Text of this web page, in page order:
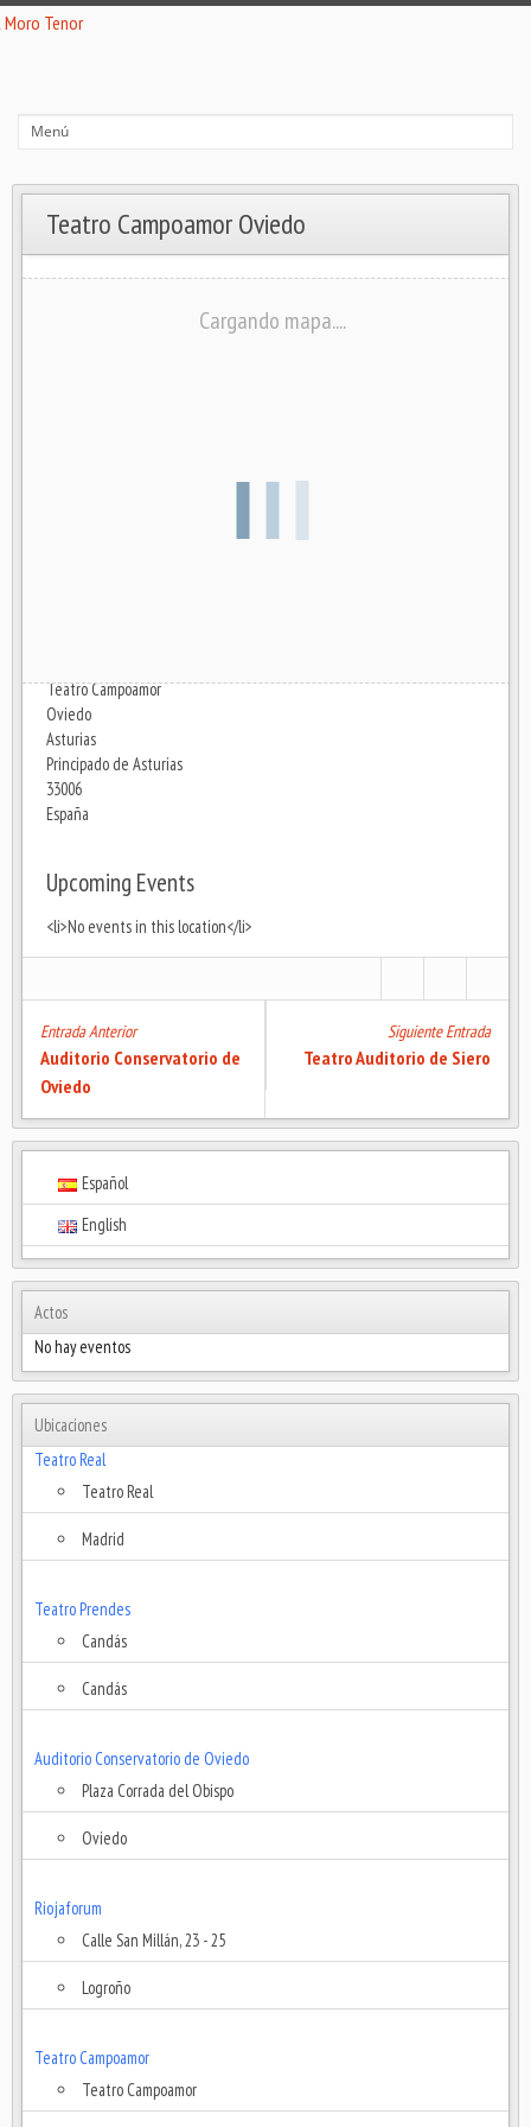
Teatro Campoamor Oviedo
Cargando mapa....
Teatro Campoamor
Oviedo
Asturias
Principado de Asturias
33006
España
Upcoming Events
<li>No events in this location</li>
Entrada Anterior
Auditorio Conservatorio de
Oviedo
Siguiente Entrada
Teatro Auditorio de Siero
Español
English
Actos
No hay eventos
Ubicaciones
Teatro Real
Teatro Real
Madrid
Teatro Prendes
Candás
Candás
Auditorio Conservatorio de Oviedo
Plaza Corrada del Obispo
Oviedo
Riojaforum
Calle San Millán, 23 - 25
Logroño
Teatro Campoamor
Teatro Campoamor